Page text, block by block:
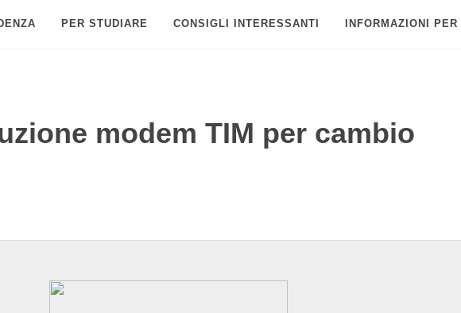
PER STUDIARE CONSIGLI INTERESSANTI INFORMAZIONI PER
modem TIM per cambio